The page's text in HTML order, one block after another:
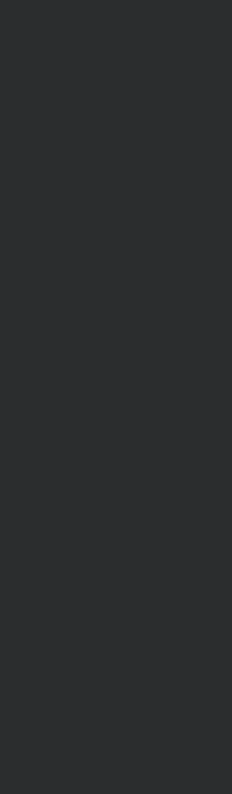
次去墾丁還會住這間
走去逛墾丁大街只要
推
切的小姐，結果到了是
來發現原來有二館，親
發現
間舒適又有陽台欣賞海
有水和飲料免費使用。